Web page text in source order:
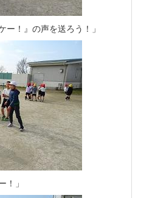
ー！』の声を送ろう！」
！」